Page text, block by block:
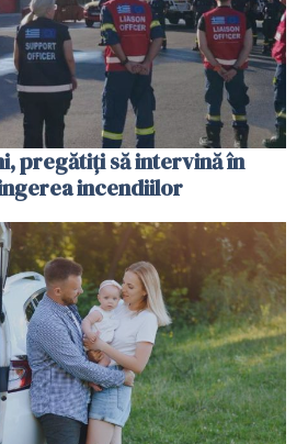
pregătiţi să intervină în
incendiilor